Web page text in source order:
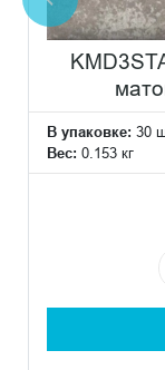
В упаковке: 30
Вес: 0.153 кг